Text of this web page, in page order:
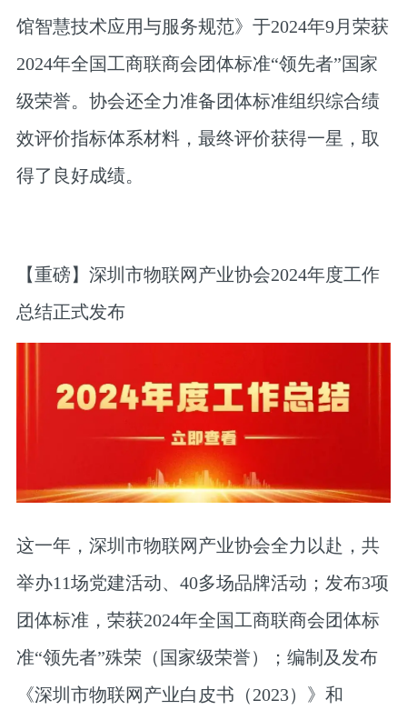
馆智慧技术应用与服务规范》于2024年9月荣获
2024年全国工商联商会团体标准“领先者”国家
级荣誉。协会还全力准备团体标准组织综合绩
效评价指标体系材料，最终评价获得一星，取
得了良好成绩。
【重磅】深圳市物联网产业协会2024年度工作
总结正式发布
这一年，深圳市物联网产业协会全力以赴，共
举办11场党建活动、40多场品牌活动；发布3项
团体标准，荣获2024年全国工商联商会团体标
准“领先者”殊荣（国家级荣誉）；编制及发布
《深圳市物联网产业白皮书（2023）》和